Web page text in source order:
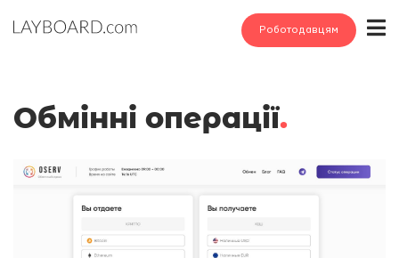
Роботодавцям
Обмінні операції.